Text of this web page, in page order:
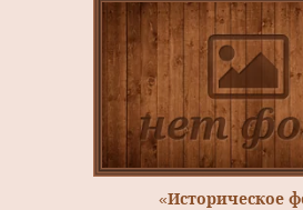
«Историческое